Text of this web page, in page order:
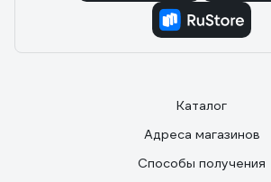
Каталог
Адреса магазинов
Способы получения